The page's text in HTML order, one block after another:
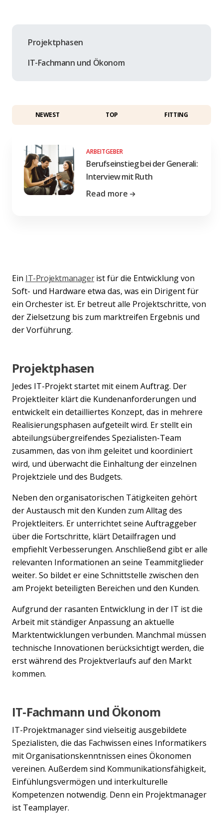
Projektphasen
IT-Fachmann und Ökonom
NEWEST TOP FITTING
Previous
ARBEITGEBER
Berufseinstieg bei der Generali:
Interview mit Ruth
Read more
Ein IT-Projektmanagerist für die Entwicklung von
Soft- und Hardware etwa das, was ein Dirigent für
ein Orchester ist. Er betreut alle Projektschritte, von
der Zielsetzung bis zum marktreifen Ergebnis und
der Vorführung.
Projektphasen
Jedes IT-Projekt startet mit einem Auftrag. Der
Projektleiter klärt die Kundenanforderungen und
entwickelt ein detailliertes Konzept, das in mehrere
Realisierungsphasen aufgeteilt wird. Er stellt ein
abteilungsübergreifendes Spezialisten-Team
zusammen, das von ihm geleitet und koordiniert
wird, und überwacht die Einhaltung der einzelnen
Projektziele und des Budgets.
Neben den organisatorischen Tätigkeiten gehört
der Austausch mit den Kunden zum Alltag des
Projektleiters. Er unterrichtet seine Auftraggeber
über die Fortschritte, klärt Detailfragen und
empfiehlt Verbesserungen. Anschließend gibt er alle
relevanten Informationen an seine Teammitglieder
weiter. So bildet er eine Schnittstelle zwischen den
am Projekt beteiligten Bereichen und den Kunden.
Aufgrund der rasanten Entwicklung in der IT ist die
Arbeit mit ständiger Anpassung an aktuelle
Marktentwicklungen verbunden. Manchmal müssen
technische Innovationen berücksichtigt werden, die
erst während des Projektverlaufs auf den Markt
kommen.
IT-Fachmann und Ökonom
IT-Projektmanager sind vielseitig ausgebildete
Spezialisten, die das Fachwissen eines Informatikers
mit Organisationskenntnissen eines Ökonomen
vereinen. Außerdem sind Kommunikationsfähigkeit,
Einfühlungsvermögen und interkulturelle
Kompetenzen notwendig. Denn ein Projektmanager
ist Teamplayer.